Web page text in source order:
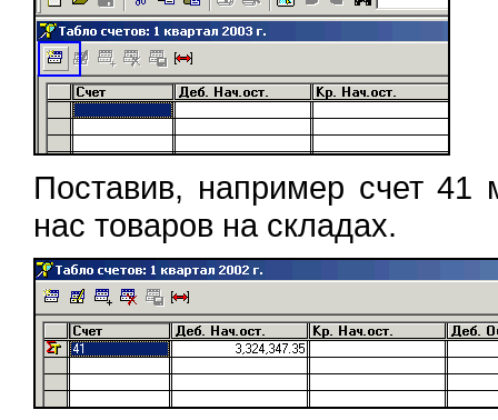
Поставив, например счет
нас товаров на складах.